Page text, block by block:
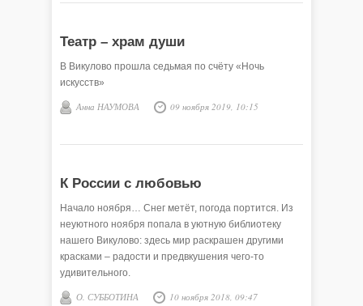
Театр – храм души
В Викулово прошла седьмая по счёту «Ночь
искусств»
Анна НАУМОВА 09 ноября 2019, 10:15
К России с любовью
Начало ноября… Снег метёт, погода портится. Из
неуютного ноября попала в уютную библиотеку
нашего Викулово: здесь мир раскрашен другими
красками – радости и предвкушения чего-то
удивительного.
О. СУББОТИНА 10 ноября 2018, 09:47